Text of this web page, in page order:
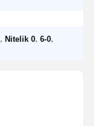
Nitelik 0, 6-0,